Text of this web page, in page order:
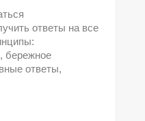
ответы на все
бережное
ответы,